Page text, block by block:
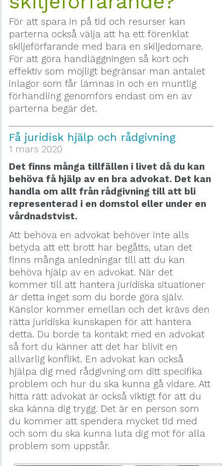
För att spara in på tid och resurser kan
parterna också välja att ha ett förenklat
skiljeförfarande med bara en skiljedomare.
För att göra handläggningen så kort och
effektiv som möjligt begränsar man antalet
inlagor som får lämnas in och en muntlig
förhandling genomförs endast om en av
parterna begär det.
Få juridisk hjälp och rådgivning
1 mars 2020
Det finns många tillfällen i livet då du kan
behöva få hjälp av en bra advokat. Det kan
handla om allt från rådgivning till att bli
representerad i en domstol eller under en
vårdnadstvist.
Att behöva en advokat behöver inte alls
betyda att ett brott har begåtts, utan det
finns många anledningar till att du kan
behöva hjälp av en advokat. När det
kommer till att hantera juridiska situationer
är detta inget som du borde göra själv.
Känslor kommer emellan och det krävs den
rätta juridiska kunskapen för att hantera
detta. Du borde ta kontakt med en advokat
så fort du känner att det har blivit en
allvarlig konflikt. En advokat kan också
hjälpa dig med rådgivning om ditt specifika
problem och hur du ska kunna gå vidare. Att
hitta rätt advokat är också viktigt för att du
ska känna dig trygg. Det är en person som
du kommer att spendera mycket tid med
och som du ska kunna luta dig mot för alla
problem som uppstår.